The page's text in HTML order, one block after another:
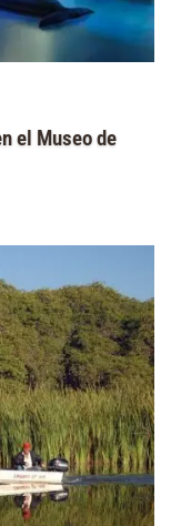
el Museo de